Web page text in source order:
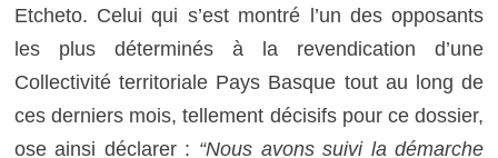
Etcheto. Celui qui s’est montré l’un des opposants
les plus déterminés à la revendication d’une
Collectivité territoriale Pays Basque tout au long de
ces derniers mois, tellement décisifs pour ce dossier,
ose ainsi déclarer : “Nous avons suivi la démarche